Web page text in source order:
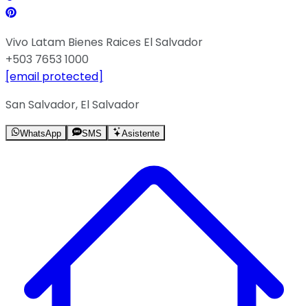
Vivo Latam Bienes Raices El Salvador
+503 7653 1000
[email protected]
San Salvador, El Salvador
WhatsApp SMS Asistente